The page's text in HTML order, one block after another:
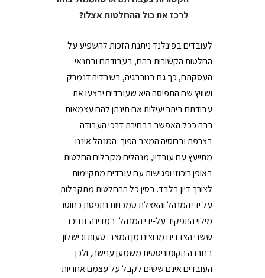
לרכז את כול ההחלטות אצלו?
לעובדים בפינלנד ניתנת הזכות להשפיע על
החלטות הקשורות בהם, בעבודתם ובתנאי
העסקתם, כך גם בנורבגיה, בשבדיה דנמרק
ושוויץ שם התפיסה היא שעובדים יבצעו את
עבודתם ביתר יעילות אם תינתן להם עצמאות
רבה ככל האפשר בבחירת דרכי העבודה.
בצרפת וברוסיה המצב הפוך. המנהל איננו
מתייעץ עם עובדיו, מנהלים מקבלים החלטות
באופן ריכוזי ופגישות עם עובדים מתקיימות
לצורך דיון בלבד. בסין כל ההחלטות מתקבלות
על ידי המנהל והאצלת סמכויות נתפסת כחוסר
מילוי התפקיד על-ידי המנהל. במדינה זו ניכר
ששני הצדדים מרוצים מן המצב: טעות וכישלון
בחברה הקומוניסטית משמען ענישה, ולכן
העובדים אינם ששים לקבל על עצמם אחריות